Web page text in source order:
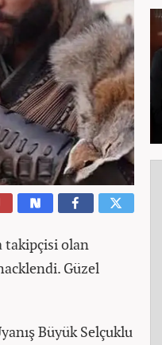
takipçisi olan
Güzel
Büyük Selçuklu